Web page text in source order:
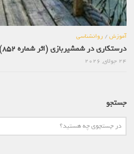
آموزش/روانشناسی
درستکاری در شمشیربازی (اثر شماره 852)
جستجو